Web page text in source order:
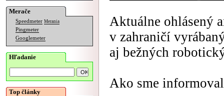
Merače
Speedmeter Merania
Pingmeter
Googlemeter
Hľadanie
Top články
Aktuálne ohlásený
v zahraničí
aj bežných
Ako sme